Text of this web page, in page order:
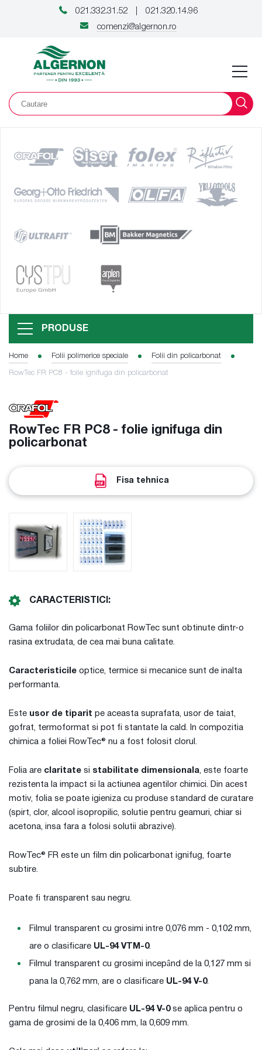
021.332.31.52
021.320.14.96
comenzi@algernon.ro
PRODUSE
Home Folii polimerice speciale Folii din policarbonat
RowTec FR PC8 - folie ignifuga din policarbonat
RowTec FR PC8 - folie ignifuga din
policarbonat
Fisa tehnica
CARACTERISTICI:
Gama foliilor din policarbonat RowTec sunt obtinute dintr-o
rasina extrudata, de cea mai buna calitate.
Caracteristicile optice, termice si mecanice sunt de inalta
performanta.
Este usor de tiparit pe aceasta suprafata, usor de taiat,
gofrat, termoformat si pot fi stantate la cald. In compozitia
chimica a foliei RowTec® nu a fost folosit clorul.
Folia are claritate si stabilitate dimensionala, este foarte
rezistenta la impact si la actiunea agentilor chimici. Din acest
motiv, folia se poate igieniza cu produse standard de curatare
(spirt, clor, alcool isopropilic, solutie pentru geamuri, chiar si
acetona, insa fara a folosi solutii abrazive).
RowTec® FR este un film din policarbonat ignifug, foarte
subtire.
Poate fi transparent sau negru.
Filmul transparent cu grosimi intre 0,076 mm - 0,102 mm,
are o clasificare UL-94 VTM-0.
Filmul transparent cu grosimi incepând de la 0,127 mm si
pana la 0,762 mm, are o clasificare UL-94 V-0.
Pentru filmul negru, clasificare UL-94 V-0 se aplica pentru o
gama de grosimi de la 0,406 mm, la 0,609 mm.